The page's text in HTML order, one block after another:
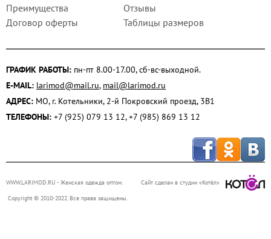
Преимущества
Договор оферты
Отзывы
Таблицы размеров
ГРАФИК РАБОТЫ: пн-пт 8.00-17.00, сб-вс-выходной.
E-MAIL: larimod@mail.ru, mail@larimod.ru
АДРЕС: МО, г. Котельники, 2-й Покровский проезд, 3В1
ТЕЛЕФОНЫ: +7 (925) 079 13 12, +7 (985) 869 13 12
Сайт сделан в студии «Котёл»
WWW.LARIMOD.RU - Женская одежда оптом.
Copyright © 2010-2022. Все права защищены.